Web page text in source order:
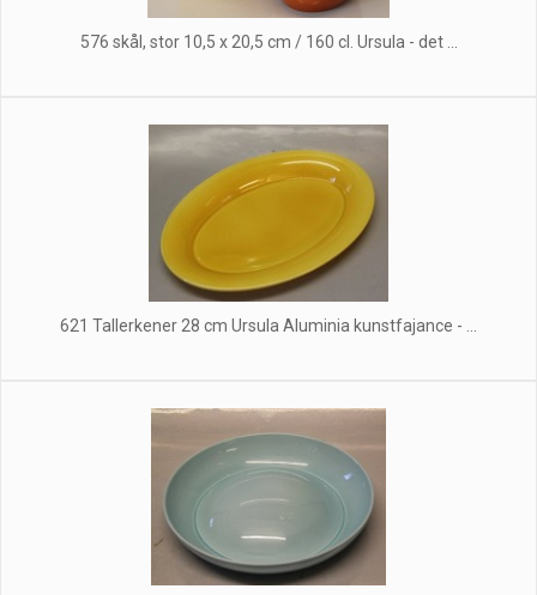
576 skål, stor 10,5 x 20,5 cm / 160 cl. Ursula - det ...
621 Tallerkener 28 cm Ursula Aluminia kunstfajance - ...